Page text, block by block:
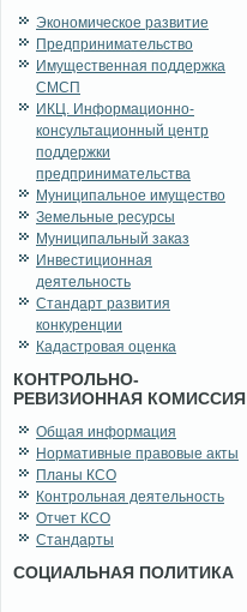
Экономическое развитие
Предпринимательство
Имущественная поддержка
СМСП
ИКЦ. Информационно-
консультационный центр
поддержки
предпринимательства
Муниципальное имущество
Земельные ресурсы
Муниципальный заказ
Инвестиционная
деятельность
Стандарт развития
конкуренции
Кадастровая оценка
КОНТРОЛЬНО-
РЕВИЗИОННАЯ КОМИССИЯ
Общая информация
Нормативные правовые акты
Планы КСО
Контрольная деятельность
Отчет КСО
Стандарты
СОЦИАЛЬНАЯ ПОЛИТИКА